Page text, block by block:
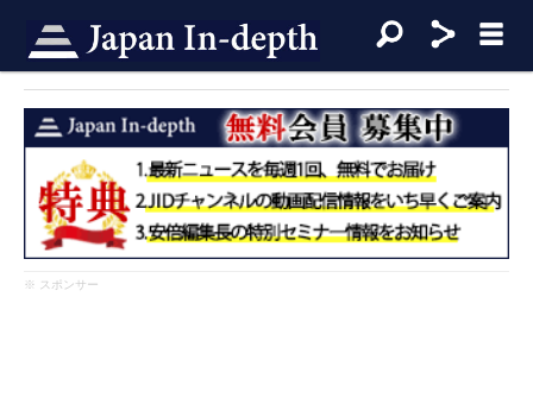
※ スポンサー